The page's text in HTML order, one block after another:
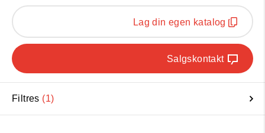
Lag din egen katalog
Salgskontakt
Filtres 1